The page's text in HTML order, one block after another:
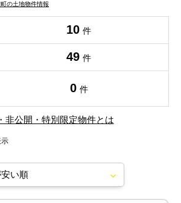
の土地物件情報
10 件
49 件
0 件
非公開・特別限定物件とは